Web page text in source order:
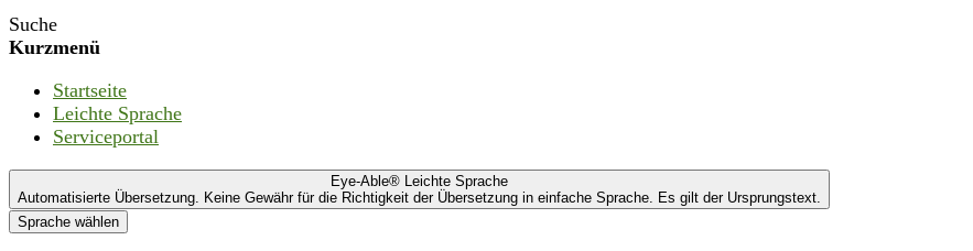
Suche
Kurzmenü
Startseite
Leichte Sprache
Serviceportal
Eye-Able® Leichte Sprache
Automatisierte Übersetzung. Keine Gewähr für die Richtigkeit der Übersetzung in einfache Sprache. Es gilt der Ursprungstext.
Sprache wählen